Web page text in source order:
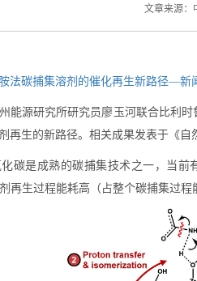
文章来源：
法碳捕集溶剂的催化再生新路径—
能源研究所研究员廖玉河联合比利
再生的新路径。相关成果发表于《自
碳是成熟的碳捕集技术之一，当
再生过程能耗高（占整个碳捕集过